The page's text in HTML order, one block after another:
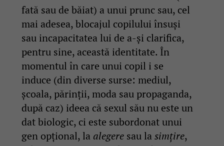
fată sau de băiat) a unui prunc sau, cel
mai adesea, blocajul copilului însuși
sau incapacitatea lui de a-și clarifica,
pentru sine, această identitate. În
momentul în care unui copil i se
induce (din diverse surse: mediul,
școala, părinții, moda sau propaganda,
după caz) ideea că sexul său nu este un
dat biologic, ci este subordonat unui
gen opțional, la alegere sau lasimțire,